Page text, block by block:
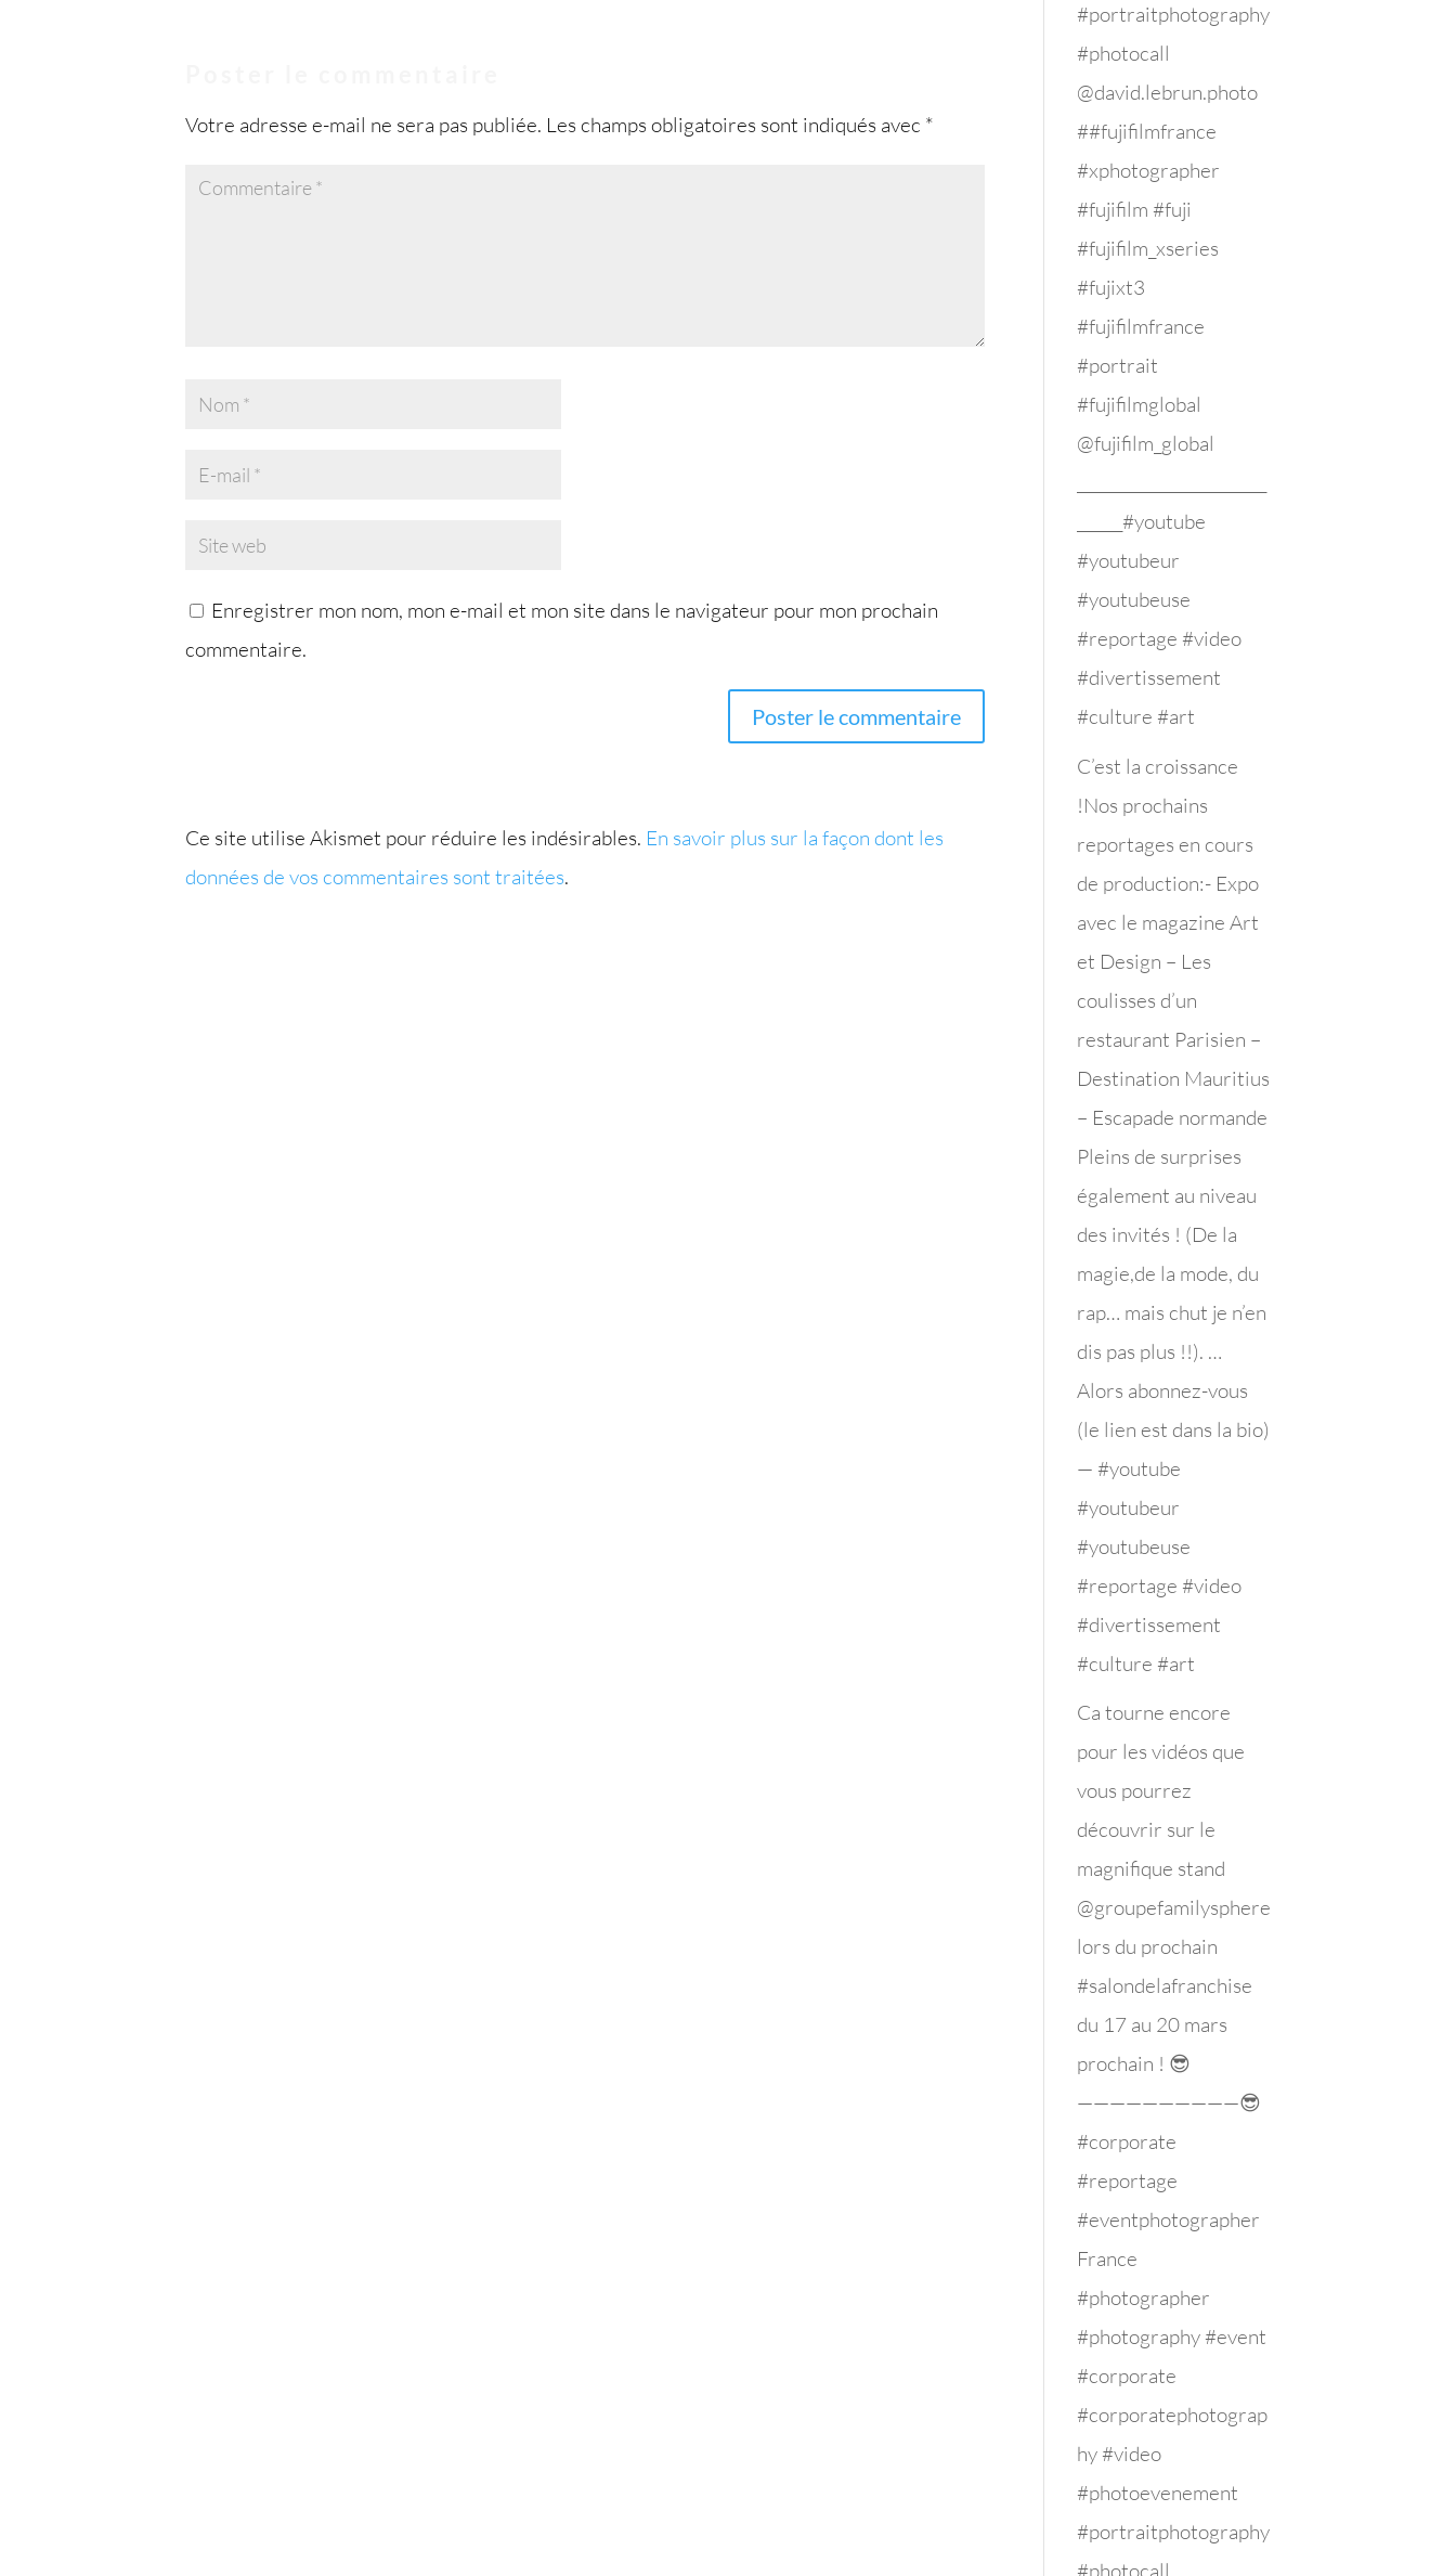
Votre adresse e-mail ne sera pas publiée. Les champs obligatoires sont indiqués avec *
Enregistrer mon nom, mon e-mail et mon site dans le navigateur pour mon prochain
commentaire.
Ce site utilise Akismet pour réduire les indésirables. En savoir plus sur la façon dont les
données de vos commentaires sont traitées.
#portraitphotography
#photocall
@david.lebrun.photo
##fujifilmfrance
#xphotographer
#fujifilm #fuji
#fujifilm_xseries
#fujixt3
#fujifilmfrance
#portrait
#fujifilmglobal
@fujifilm_global
______#youtube
#youtubeur
#youtubeuse
#reportage #video
#divertissement
#culture #art
C’est la croissance
!Nos prochains
reportages en cours
de production:- Expo
avec le magazine Art
et Design – Les
coulisses d’un
restaurant Parisien –
Destination Mauritius
– Escapade normande
Pleins de surprises
également au niveau
des invités ! (De la
magie,de la mode, du
rap… mais chut je n’en
dis pas plus !!). …
Alors abonnez-vous
(le lien est dans la bio)
— #youtube
#youtubeur
#youtubeuse
#reportage #video
#divertissement
#culture #art
Ca tourne encore
pour les vidéos que
vous pourrez
découvrir sur le
magnifique stand
@groupefamilysphere
lors du prochain
#salondelafranchise
du 17 au 20 mars
prochain ! 😎
——————————😎
#corporate
#reportage
#eventphotographer
France
#photographer
#photography #event
#corporate
#corporatephotograp
hy #video
#photoevenement
#portraitphotography
#photocall